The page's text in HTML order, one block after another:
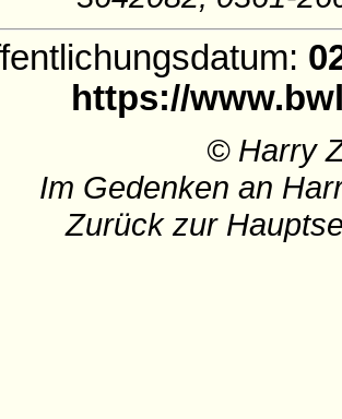
https://
© Harry
Im Gedenken an
Zurück zur